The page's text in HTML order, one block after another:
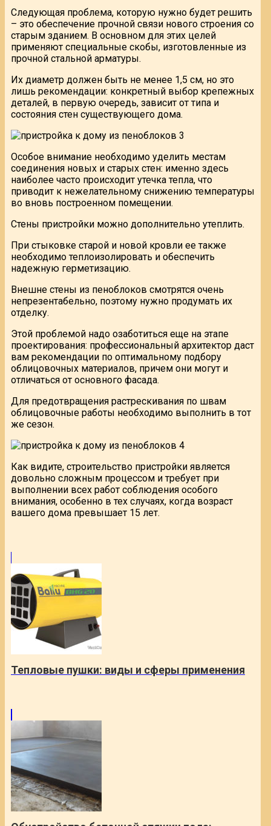
Следующая проблема, которую нужно будет решить
– это обеспечение прочной связи нового строения со
старым зданием. В основном для этих целей
применяют специальные скобы, изготовленные из
прочной стальной арматуры.
Их диаметр должен быть не менее 1,5 см, но это
лишь рекомендации: конкретный выбор крепежных
деталей, в первую очередь, зависит от типа и
состояния стен существующего дома.
Особое внимание необходимо уделить местам
соединения новых и старых стен: именно здесь
наиболее часто происходит утечка тепла, что
приводит к нежелательному снижению температуры
во вновь построенном помещении.
Стены пристройки можно дополнительно утеплить.
При стыковке старой и новой кровли ее также
необходимо теплоизолировать и обеспечить
надежную герметизацию.
Внешне стены из пеноблоков смотрятся очень
непрезентабельно, поэтому нужно продумать их
отделку.
Этой проблемой надо озаботиться еще на этапе
проектирования: профессиональный архитектор даст
вам рекомендации по оптимальному подбору
облицовочных материалов, причем они могут и
отличаться от основного фасада.
Для предотвращения растрескивания по швам
облицовочные работы необходимо выполнить в тот
же сезон.
Как видите, строительство пристройки является
довольно сложным процессом и требует при
выполнении всех работ соблюдения особого
внимания, особенно в тех случаях, когда возраст
вашего дома превышает 15 лет.
Тепловые пушки: виды и сферы применения